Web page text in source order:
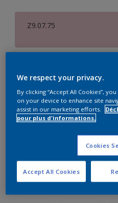
Z9.07.75
5 L
Quantité
We respect your privacy.
By clicking “Accept All Cookies”,
on your device to enhance site
assist in our marketing efforts.
pour plus d'informations.
Cookies
Accept All Cookies